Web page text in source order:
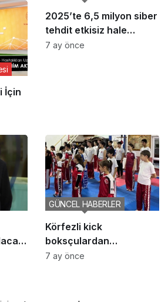
İçin
2025’te 6,5 milyon siber
tehdit etkisiz hale
getirildi
7 ay önce
Körfezli kick
boksçulardan
şampiyona öncesi güç
GÜNCEL HABERLER
7 ay önce